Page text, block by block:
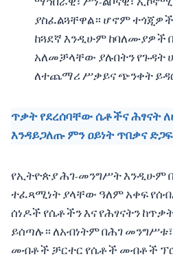
ያስፈልጓቸዋል። ሆኖም ተጎጂዎች
ከጓደኛ እንዲሁም ከባለሙያዎች
አለመቻላቸው ያሉበትን የጉዳት
ለተጨማሪ ሥቃይና ጭንቀት
ጥቃት የደረሰባቸው ሴቶችና ሕፃናት
እንዳይጋለጡ ምን ዐይነት ጥበቃና
የኢትዮጵያ ሕገ-መንግሥት እንዲሁም
ተፈጻሚነት ያላቸው ዓለም አቀፍ
ሰነዶች የሴቶችን እና የሕፃናትን
ይሰጣሉ። ለአብነትም በሕገ
መብቶች ቻርተር የሴቶች መብቶች